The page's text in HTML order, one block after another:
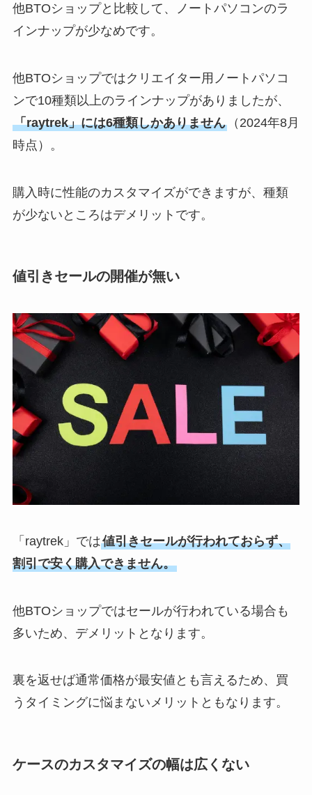
他BTOショップと比較して、ノートパソコンのラ
インナップが少なめです。
他BTOショップではクリエイター用ノートパソコ
ンで10種類以上のラインナップがありましたが、
「raytrek」には6種類しかありません（2024年8月
時点）。
購入時に性能のカスタマイズができますが、種類
が少ないところはデメリットです。
値引きセールの開催が無い
「raytrek」では値引きセールが行われておらず、
割引で安く購入できません。
他BTOショップではセールが行われている場合も
多いため、デメリットとなります。
裏を返せば通常価格が最安値とも言えるため、買
うタイミングに悩まないメリットともなります。
ケースのカスタマイズの幅は広くない